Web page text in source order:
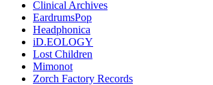
Clinical Archives
EardrumsPop
Headphonica
iD.EOLOGY
Lost Children
Mimonot
Zorch Factory Records